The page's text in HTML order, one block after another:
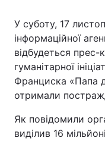
Головна
Україна
Економіка
У суботу, 17
інформаційної
відбудеться
гуманітарної
Франциска «Папа
отримали
Як повідомили
виділив 16